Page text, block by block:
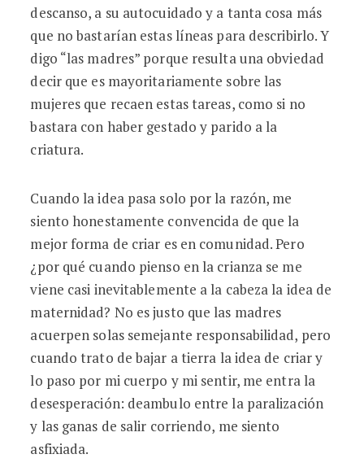
descanso, a su autocuidado y a tanta cosa más
que no bastarían estas líneas para describirlo. Y
digo “las madres” porque resulta una obviedad
decir que es mayoritariamente sobre las
mujeres que recaen estas tareas, como si no
bastara con haber gestado y parido a la
criatura.
Cuando la idea pasa solo por la razón, me
siento honestamente convencida de que la
mejor forma de criar es en comunidad. Pero
¿por qué cuando pienso en la crianza se me
viene casi inevitablemente a la cabeza la idea de
maternidad? No es justo que las madres
acuerpen solas semejante responsabilidad, pero
cuando trato de bajar a tierra la idea de criar y
lo paso por mi cuerpo y mi sentir, me entra la
desesperación: deambulo entre la paralización
y las ganas de salir corriendo, me siento
asfixiada.